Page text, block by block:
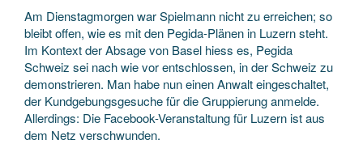
Am Dienstagmorgen war Spielmann nicht zu erreichen; so
bleibt offen, wie es mit den Pegida-Plänen in Luzern steht.
Im Kontext der Absage von Basel hiess es, Pegida
Schweiz sei nach wie vor entschlossen, in der Schweiz zu
demonstrieren. Man habe nun einen Anwalt eingeschaltet,
der Kundgebungsgesuche für die Gruppierung anmelde.
Allerdings: Die Facebook-Veranstaltung für Luzern ist aus
dem Netz verschwunden.